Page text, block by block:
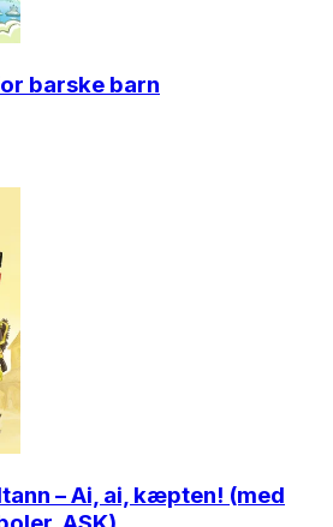
barske barn
– Ai, ai, kæpten! (med